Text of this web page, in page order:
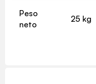
Peso
neto
25 kg